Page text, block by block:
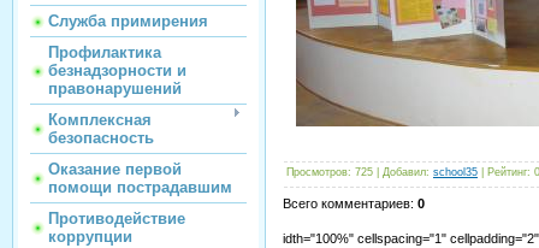
Служба примирения
Профилактика
безнадзорности и
правонарушений
Комплексная
безопасность
Оказание первой
помощи пострадавшим
Противодействие
коррупции
Просмотров: 725 Добавил: school35 Рейтинг:
Всего комментариев: 0
idth="100%" cellspacing="1"